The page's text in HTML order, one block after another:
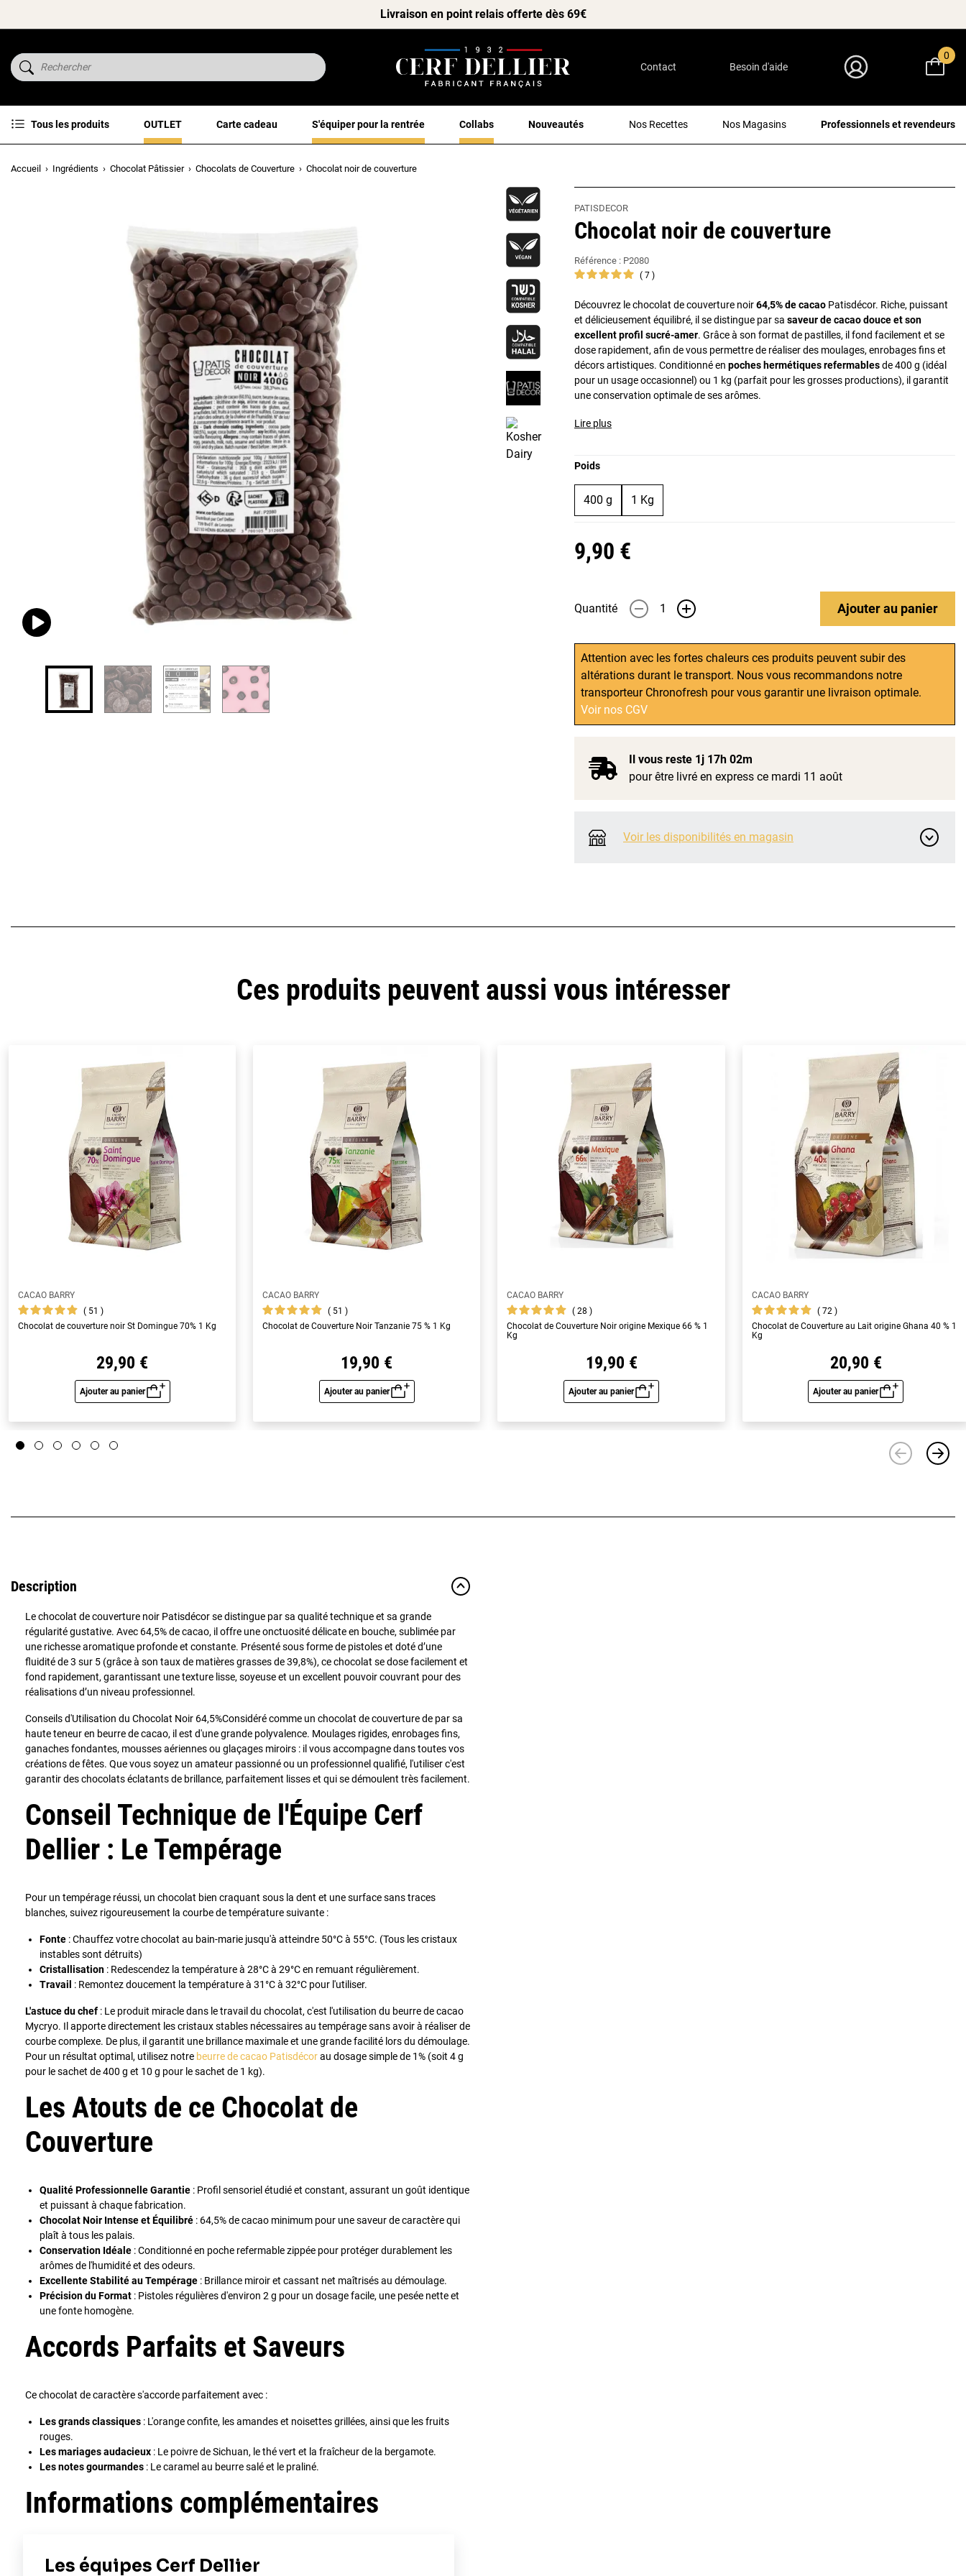
Livraison en point relais offerte dès 69€
Contact Besoin d'aide
0
Tous les produits OUTLET Carte cadeau S'équiper pour la rentrée Collabs Nouveautés Nos Recettes Nos Magasins Professionnels et revendeurs
Accueil Ingrédients Chocolat Pâtissier Chocolats de Couverture Chocolat noir de couverture
PATISDECOR
Chocolat noir de couverture
Référence : P2080
7
Découvrez le chocolat de couverture noir64,5% de cacao Patisdécor. Riche, puissant
et délicieusement équilibré, il se distingue par sa saveur de cacao douce et son
excellent profil sucré-amer. Grâce à son format de pastilles, il fond facilement et se
dose rapidement, afin de vous permettre de réaliser des moulages, enrobages fins et
décors artistiques. Conditionné en poches hermétiques refermablesde 400 g (idéal
pour un usage occasionnel) ou 1 kg (parfait pour les grosses productions), il garantit
une conservation optimale de ses arômes.
Lire plus
Poids
400 g 1 Kg
9,90 €
Quantité - + Ajouterau panier
Attention avec les fortes chaleurs ces produits peuvent subir des
altérations durant le transport. Nous vous recommandons notre
transporteur Chronofresh pour vous garantir une livraison optimale.
Voir nos CGV
Il vous reste 1j 17h 02m
pour être livré en express ce mardi 11 août
Voir les disponibilités en magasin
Ces produits peuvent aussi vous intéresser
CACAO BARRY
51
Chocolat de couverture noir St Domingue 70% 1 Kg
29,90 €
Ajouter au panier
Aperçu rapide
CACAO BARRY
51
Chocolat de Couverture Noir Tanzanie 75 % 1 Kg
19,90 €
Ajouter au panier
Aperçu rapide
CACAO BARRY
28
Chocolat de Couverture Noir origine Mexique 66 % 1
Kg
19,90 €
Ajouter au panier
Aperçu rapide
CACAO BARRY
72
Chocolat de Couverture au Lait origine Ghana 40 % 1
Kg
20,90 €
Ajouter au panier
Aperçu rapide
Description
Le chocolat de couverture noir Patisdécor se distingue par sa qualité technique et sa grande
régularité gustative. Avec 64,5% de cacao, il offre une onctuosité délicate en bouche, sublimée par
une richesse aromatique profonde et constante. Présenté sous forme de pistoles et doté d’une
fluidité de 3 sur 5 (grâce à son taux de matières grasses de 39,8%), ce chocolat se dose facilement et
fond rapidement, garantissant une texture lisse, soyeuse et un excellent pouvoir couvrant pour des
réalisations d’un niveau professionnel.
Conseils d'Utilisation du Chocolat Noir 64,5%Considéré comme un chocolat de couverture de par sa
haute teneur en beurre de cacao, il est d'une grande polyvalence. Moulages rigides, enrobages fins,
ganaches fondantes, mousses aériennes ou glaçages miroirs : il vous accompagne dans toutes vos
créations de fêtes. Que vous soyez un amateur passionné ou un professionnel qualifié, l'utiliser c'est
garantir des chocolats éclatants de brillance, parfaitement lisses et qui se démoulent très facilement.
Conseil Technique de l'Équipe Cerf
Dellier : Le Tempérage
Pour un tempérage réussi, un chocolat bien craquant sous la dent et une surface sans traces
blanches, suivez rigoureusement la courbe de température suivante :
Fonte : Chauffez votre chocolat au bain-marie jusqu'à atteindre 50°C à 55°C. (Tous les cristaux
instables sont détruits)
Cristallisation : Redescendez la température à 28°C à 29°C en remuant régulièrement.
Travail : Remontez doucement la température à 31°C à 32°C pour l'utiliser.
L'astuce du chef : Le produit miracle dans le travail du chocolat, c'est l'utilisation du beurre de cacao
Mycryo. Il apporte directement les cristaux stables nécessaires au tempérage sans avoir à réaliser de
courbe complexe. De plus, il garantit une brillance maximale et une grande facilité lors du démoulage.
Pour un résultat optimal, utilisez notre beurre de cacao Patisdécorau dosage simple de 1% (soit 4 g
pour le sachet de 400 g et 10 g pour le sachet de 1 kg).
Les Atouts de ce Chocolat de
Couverture
Qualité Professionnelle Garantie : Profil sensoriel étudié et constant, assurant un goût identique
et puissant à chaque fabrication.
Chocolat Noir Intense et Équilibré : 64,5% de cacao minimum pour une saveur de caractère qui
plaît à tous les palais.
Conservation Idéale : Conditionné en poche refermable zippée pour protéger durablement les
arômes de l'humidité et des odeurs.
Excellente Stabilité au Tempérage : Brillance miroir et cassant net maîtrisés au démoulage.
Précision du Format : Pistoles régulières d'environ 2 g pour un dosage facile, une pesée nette et
une fonte homogène.
Accords Parfaits et Saveurs
Ce chocolat de caractère s'accorde parfaitement avec :
Les grands classiques : L'orange confite, les amandes et noisettes grillées, ainsi que les fruits
rouges.
Les mariages audacieux : Le poivre de Sichuan, le thé vert et la fraîcheur de la bergamote.
Les notes gourmandes : Le caramel au beurre salé et le praliné.
Informations complémentaires
naturel de vanille.